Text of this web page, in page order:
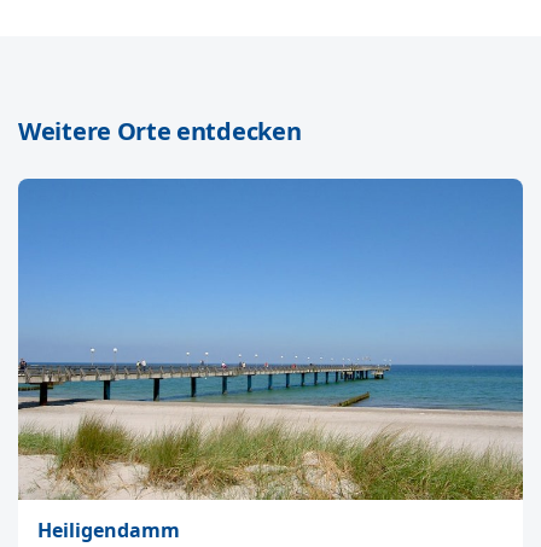
Weitere Orte entdecken
Heiligendamm